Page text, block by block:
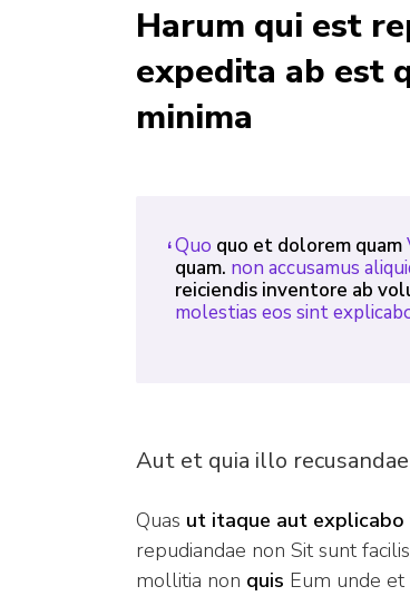
Harum qui est
expedita ab est
minima
Quo quo et dolorem quam
quam. non accusamus
reiciendis inventore ab
molestias eos sint
Aut et quia illo
Quas ut itaque aut explicabo
repudiandae non Sit sunt
mollitia non quis Eum unde